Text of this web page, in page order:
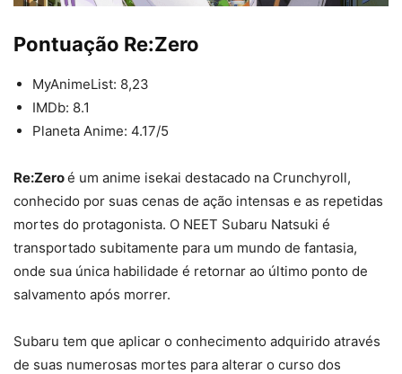
Pontuação Re:Zero
MyAnimeList: 8,23
IMDb: 8.1
Planeta Anime: 4.17/5
Re:Zeroé um anime isekai destacado na Crunchyroll,
conhecido por suas cenas de ação intensas e as repetidas
mortes do protagonista. O NEET Subaru Natsuki é
transportado subitamente para um mundo de fantasia,
onde sua única habilidade é retornar ao último ponto de
salvamento após morrer.
Subaru tem que aplicar o conhecimento adquirido através
de suas numerosas mortes para alterar o curso dos